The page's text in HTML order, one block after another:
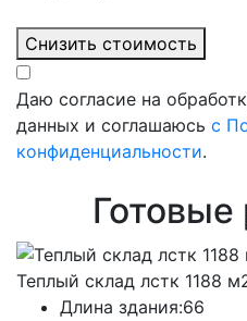
Снизить стоимость
Даю согласие на
данных и соглашаюсь с
конфиденциальности.
Теплый склад лстк 1188
Длина здания:66